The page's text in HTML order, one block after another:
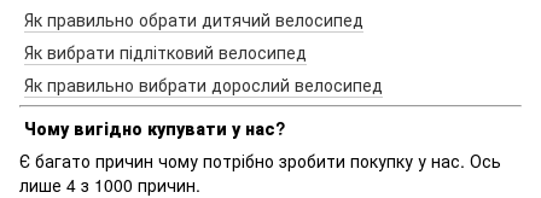
Як правильно обрати дитячий велосипед
Як вибрати підлітковий велосипед
Як правильно вибрати дорослий велосипед
Чому вигідно купувати у нас?
Є багато причин чому потрібно зробити покупку у нас. Ось
лише 4 з 1000 причин.